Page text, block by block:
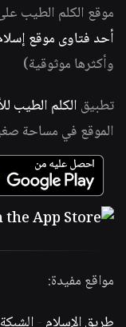
موقع الكلم الطيب
أحد فتاوى موقع
وأكثرها موثوقية)
تطبيق الكلم الطيب
الموقع في مساحة
مواقع مفيدة: